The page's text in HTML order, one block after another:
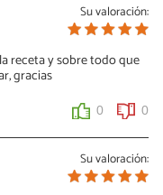
Su valoración:
receta y sobre todo que
gracias
0 0
Su valoración: